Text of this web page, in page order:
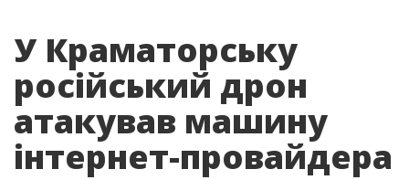
У Краматорську
російський дрон
атакував машину
інтернет-провайдера